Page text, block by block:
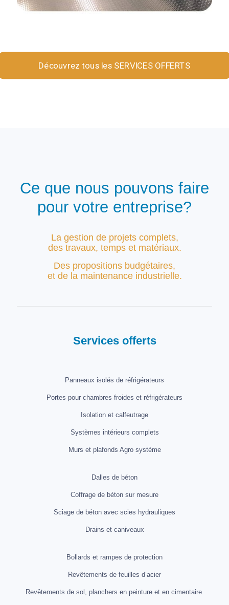
Découvrez tous les SERVICES OFFERTS
Ce que nous pouvons faire
pour votre entreprise?
La gestion de projets complets,
des travaux, temps et matériaux.
Des propositions budgétaires,
et de la maintenance industrielle.
Services offerts
Panneaux isolés de réfrigérateurs
Portes pour chambres froides et réfrigérateurs
Isolation et calfeutrage
Systèmes intérieurs complets
Murs et plafonds Agro système
Dalles de béton
Coffrage de béton sur mesure
Sciage de béton avec scies hydrauliques
Drains et caniveaux
Bollards et rampes de protection
Revêtements de feuilles d’acier
Revêtements de sol, planchers en peinture et en cimentaire.